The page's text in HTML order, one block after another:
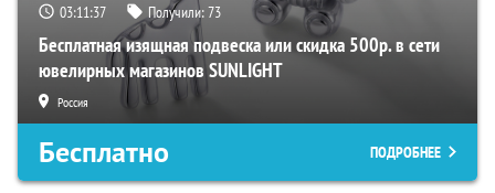
03:11:36 Получили:73
Бесплатная изящная подвеска или скидка 500р. в сети
ювелирных магазинов SUNLIGHT
Россия
Бесплатно ПОДРОБНЕЕ